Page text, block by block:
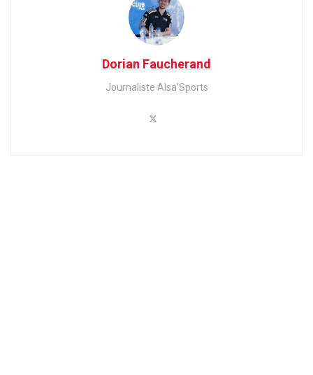
Dorian Faucherand
Journaliste Alsa'Sports